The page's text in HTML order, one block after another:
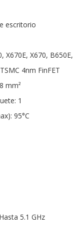
escritorio
X670E, X670,
4nm FinFET
mm²
1
95°C
5.1 GHz